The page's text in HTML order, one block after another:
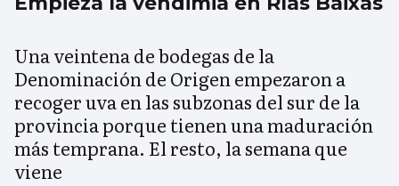
Una veintena de bodegas de la
Denominación de Origen empezaron a
recoger uva en las subzonas del sur de la
provincia porque tienen una maduración
más temprana. El resto, la semana que
viene